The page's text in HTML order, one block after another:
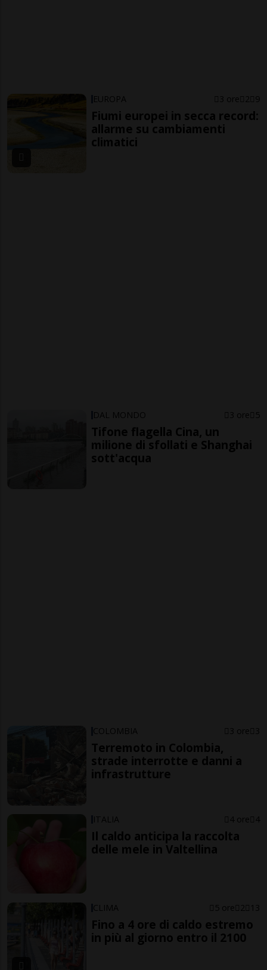
EUROPA 3 ore 2 9
Fiumi europei in secca record:
allarme su cambiamenti
climatici
DAL MONDO 3 ore 5
Tifone flagella Cina, un
milione di sfollati e Shanghai
sott'acqua
COLOMBIA 3 ore 3
Terremoto in Colombia,
strade interrotte e danni a
infrastrutture
ITALIA 4 ore 4
Il caldo anticipa la raccolta
delle mele in Valtellina
CLIMA 5 ore 2 13
Fino a 4 ore di caldo estremo
in più al giorno entro il 2100